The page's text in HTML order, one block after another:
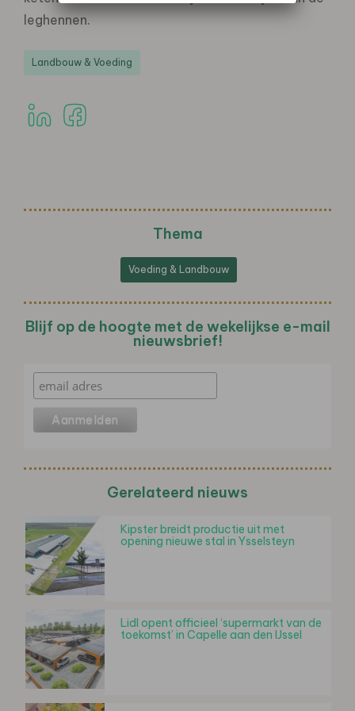
leghennen.
Landbouw & Voeding
Thema
Voeding & Landbouw
Blijf op de hoogte met de wekelijkse e-mail
nieuwsbrief!
Gerelateerd nieuws
Kipster breidt productie uit met
opening nieuwe stal in Ysselsteyn
Lidl opent officieel ‘supermarkt van de
toekomst’ in Capelle aan den IJssel